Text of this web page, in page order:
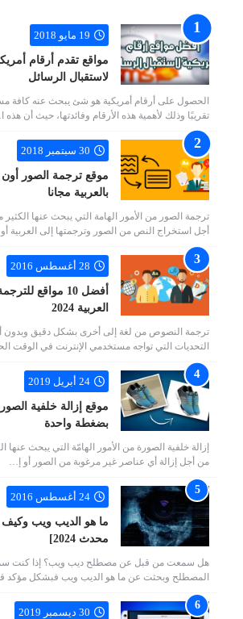
19 مايو 2018
مواقع تقدم أرقام
لاستقبال الرسائل
الحصول على أرقام أمريكية هو شئ يبحث عنه كافة
تقريبًا وذلك لأهمية هذه الأرقام وفائدتها، حيث أن هذه
30 سبتمبر 2018
موقع ترجمة الصور
بالعربية مجانا
ترجمة الصور من الأمور الهامة التي يبحث عنها
أجل استخراج النص من الصور وترجمتها إلى العربية
28 أغسطس 2016
أفضل 10 مواقع
العربية 2024
ترجمة النصوص من لغة إلى أخرى بشكل دقيق وبدون
التحديات التي تواجه مستخدمي الإنترنت في الوقت
24 أبريل 2019
موقع إزالة خلفية
بضغطة واحدة
إزالة خلفية الصورة من الأمور الهامّة التي يبحث
من أجل إزالة أي عناصر غير مرغوبة من الصور أو إ…
24 أغسطس 2016
ما هو الديب ويب
محدث 2024]
هل سمعت من قبل عن مصطلح ديب ويب؟ إذا كنت
المصطلح وبحثت عن ما هو الديب ويب فبشكل
30 ديسمبر 2019